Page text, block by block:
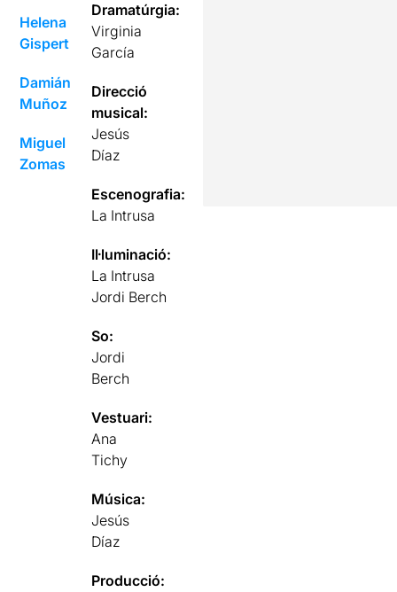
Helena
Gispert
Damián
Muñoz
Miguel
Zomas
Dramatúrgia:
Virginia
García
Direcció
musical:
Jesús
Díaz
Escenografia:
La Intrusa
Il·luminació:
La Intrusa
Jordi Berch
So:
Jordi
Berch
Vestuari:
Ana
Tichy
Música:
Jesús
Díaz
Producció: